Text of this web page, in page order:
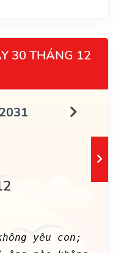
30 THÁNG 12
yêu con;